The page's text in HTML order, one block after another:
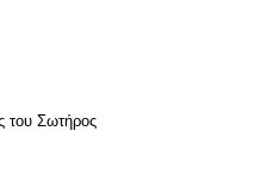
του Σωτήρος